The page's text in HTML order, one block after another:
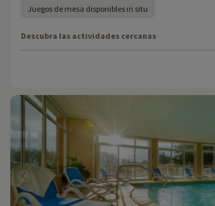
Juegos de mesa disponibles in situ
Descubra las actividades cercanas